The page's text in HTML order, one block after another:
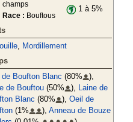
champs
Race : Bouftous
1 à 5%
, Mordillement
de Boufton Blanc (80%
),
de Bouftou(50% ), Laine de
Blanc (80% ), Oeil de
(1% ), Anneau de Bouze